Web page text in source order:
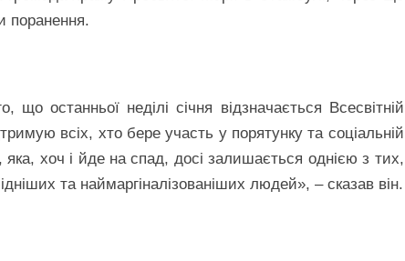
поранення.
останньої неділі січня відзначається Всесвітній
всіх, хто бере участь у порятунку та соціальній
хоч і йде на спад, досі залишається однією з тих,
та наймаргіналізованіших людей», – сказав він.